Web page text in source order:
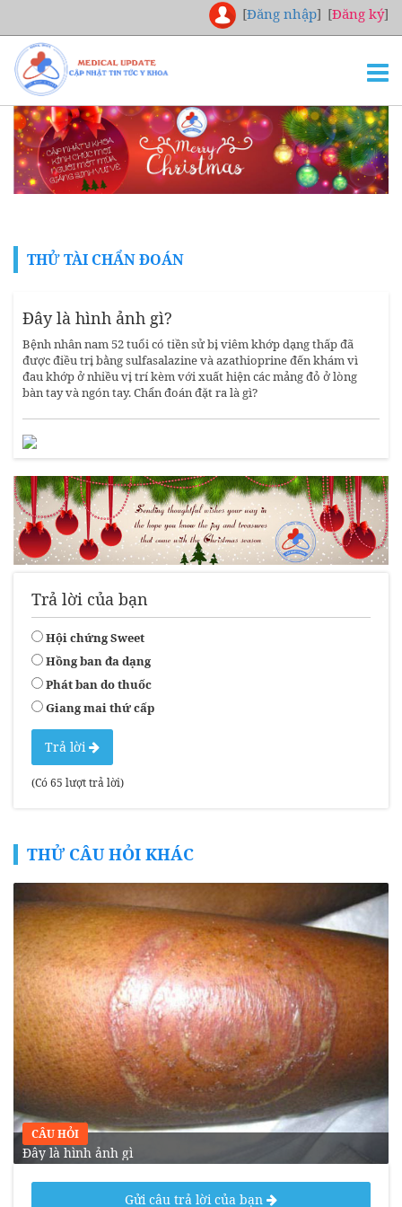
[Đăng nhập] [Đăng ký]
TRANG CHỦ
THƯ VIỆN
NGHIÊN CỨU
THỬ TÀI CHẨN ĐOÁN
Đây là hình ảnh gì?
Bệnh nhân nam 52 tuổi có tiền sử bị viêm khớp dạng thấp đã
được điều trị bằng sulfasalazine và azathioprine đến khám vì
đau khớp ở nhiều vị trí kèm với xuất hiện các mảng đỏ ở lòng
bàn tay và ngón tay. Chẩn đoán đặt ra là gì?
Trả lời của bạn
Hội chứng Sweet
Hồng ban đa dạng
Phát ban do thuốc
Giang mai thứ cấp
Trả lời
(Có 65 lượt trả lời)
THỬ CÂU HỎI KHÁC
CÂU HỎI
Đây là hình ảnh gì
Gửi câu trả lời của bạn